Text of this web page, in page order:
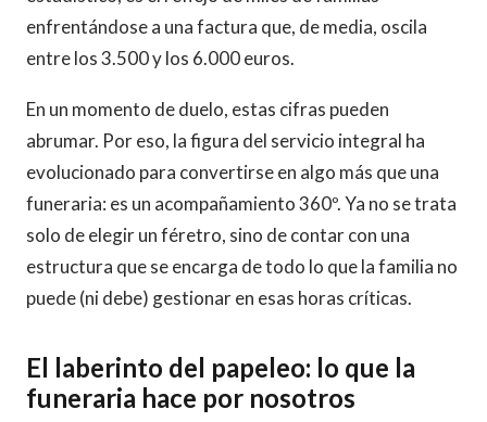
enfrentándose a una factura que, de media, oscila
entre los 3.500 y los 6.000 euros.
En un momento de duelo, estas cifras pueden
abrumar. Por eso, la figura del servicio integral ha
evolucionado para convertirse en algo más que una
funeraria: es un acompañamiento 360º. Ya no se trata
solo de elegir un féretro, sino de contar con una
estructura que se encarga de todo lo que la familia no
puede (ni debe) gestionar en esas horas críticas.
El laberinto del papeleo: lo que la
funeraria hace por nosotros